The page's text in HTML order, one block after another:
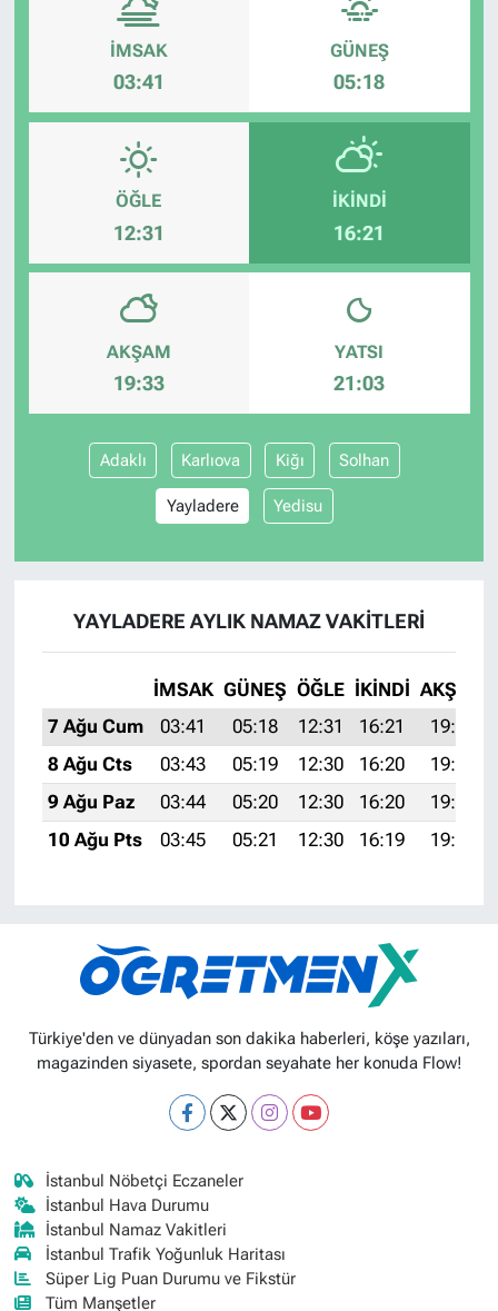
İMSAK
03:41
GÜNEŞ
05:18
ÖĞLE
12:31
İKINDI
16:21
AKŞAM
19:33
YATSI
21:03
Adaklı Karlıova Kiğı Solhan
Yayladere Yedisu
YAYLADERE AYLIK NAMAZ VAKITLERI
İMSAK GÜNEŞ ÖĞLE İKINDI AKŞAM
7 Ağu Cum
03:41 05:18 12:31 16:21
19:33
8 Ağu Cts
03:43 05:19 12:30 16:20
19:32
9 Ağu Paz
03:44 05:20 12:30 16:20
19:31
10 Ağu Pts
03:45 05:21 12:30 16:19 19:30
Türkiye'den ve dünyadan son dakika haberleri, köşe yazıları,
magazinden siyasete, spordan seyahate her konuda Flow!
İstanbul Nöbetçi Eczaneler
İstanbul Hava Durumu
İstanbul Namaz Vakitleri
İstanbul Trafik Yoğunluk Haritası
Süper Lig Puan Durumu ve Fikstür
Tüm Manşetler